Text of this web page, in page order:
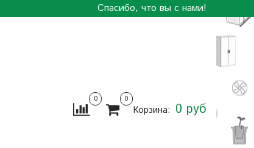
Спасибо, что вы с нами!
0 0
Корзина: 0 руб